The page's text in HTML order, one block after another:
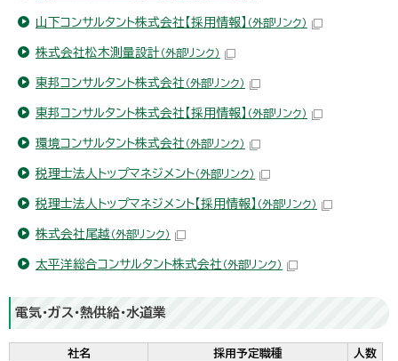
山下コンサルタント株式会社【採用情報】 （外部リンク）
株式会社松木測量設計 （外部リンク）
東邦コンサルタント株式会社 （外部リンク）
東邦コンサルタント株式会社【採用情報】 （外部リンク）
環境コンサルタント株式会社 （外部リンク）
税理士法人トップマネジメント（外部リンク）
税理士法人トップマネジメント【採用情報】 （外部リンク）
株式会社尾越 （外部リンク）
太平洋総合コンサルタント株式会社 （外部リンク）
電気・ガス・熱供給・水道業
社名 採用予定職種 人数